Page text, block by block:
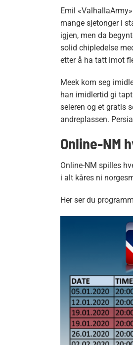
Emil
mange sjetonger i
igjen, men da
solid chipledelse
etter å ha tatt imot
Meek kom seg
han imidlertid gi
seieren og et gratis
andreplassen.
Online-NM
Online-NM spilles
i alt kåres ni
Her ser du